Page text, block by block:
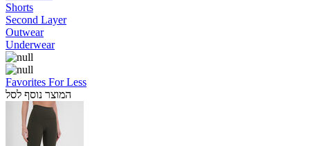
Shorts
Second Layer
Outwear
Underwear
Favorites For Less
המוצר נוסף לסל